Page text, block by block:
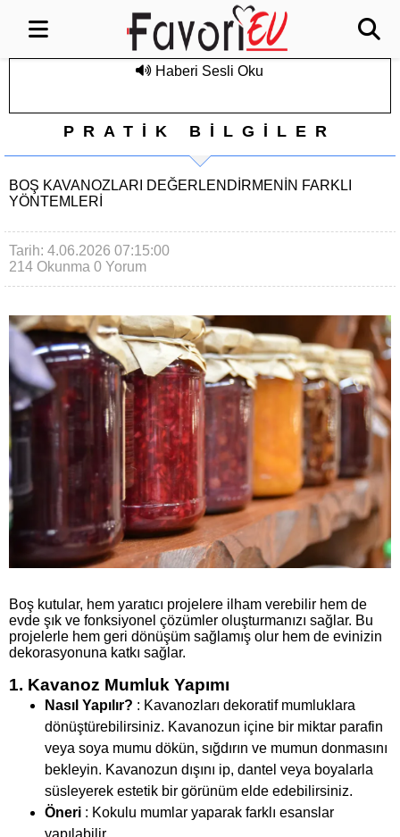
Haberi Sesli Oku
PRATİK BİLGİLER
BOŞ KAVANOZLARI DEĞERLENDIRMENIN FARKLI
YÖNTEMLERI
Tarih: 4.06.2026 07:15:00
214 Okunma 0 Yorum
Boş kutular, hem yaratıcı projelere ilham verebilir hem de
evde şık ve fonksiyonel çözümler oluşturmanızı sağlar. Bu
projelerle hem geri dönüşüm sağlamış olur hem de evinizin
dekorasyonuna katkı sağlar.
1. Kavanoz Mumluk Yapımı
Nasıl Yapılır? : Kavanozları dekoratif mumluklara
dönüştürebilirsiniz. Kavanozun içine bir miktar parafin
veya soya mumu dökün, sığdırın ve mumun donmasını
bekleyin. Kavanozun dışını ip, dantel veya boyalarla
süsleyerek estetik bir görünüm elde edebilirsiniz.
Öneri : Kokulu mumlar yaparak farklı esanslar